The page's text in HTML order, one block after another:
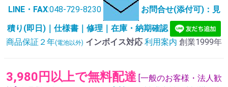
LINE・FAX:048-729-8230
お問合せ(添付可)：見
積り(即日)｜仕様書｜修理｜在庫・納期確認
商品保証２年(電池以外) インボイス対応 利用案内 創業1999年
3,980円以上で無料配達 [一般のお客様・法人歓